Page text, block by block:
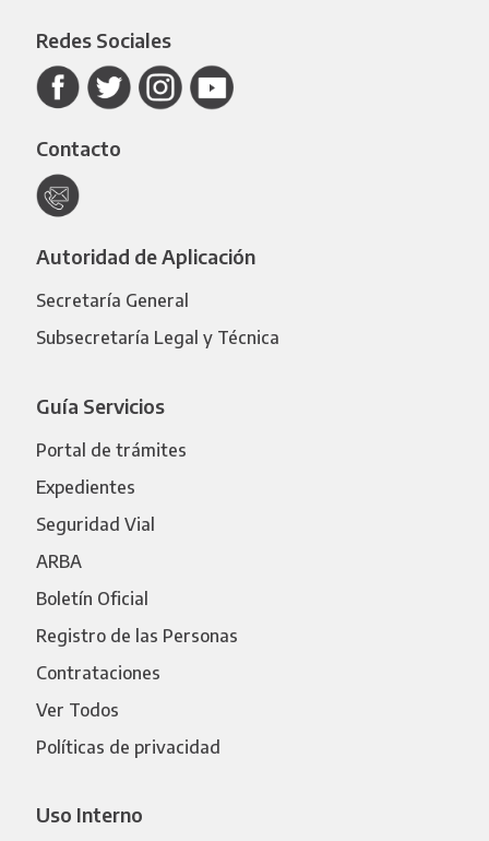
Redes Sociales
Contacto
Autoridad de Aplicación
Secretaría General
Subsecretaría Legal y Técnica
Guía Servicios
Portal de trámites
Expedientes
Seguridad Vial
ARBA
Boletín Oficial
Registro de las Personas
Contrataciones
Ver Todos
Políticas de privacidad
Uso Interno